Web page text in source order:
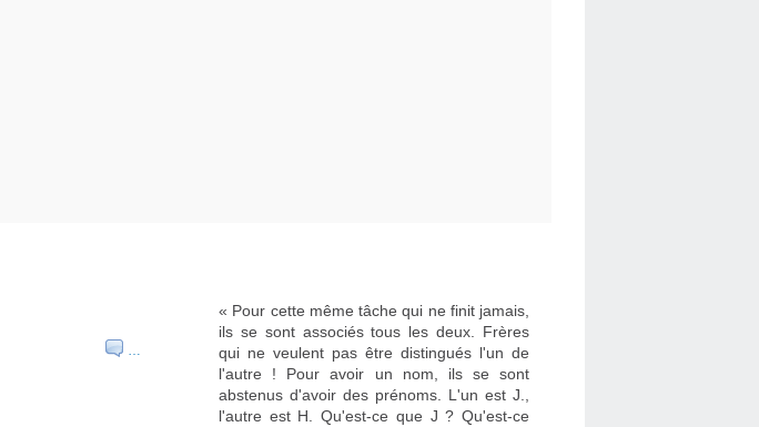
…
« Pour cette même tâche qui ne finit jamais,
ils se sont associés tous les deux. Frères
qui ne veulent pas être distingués l'un de
l'autre ! Pour avoir un nom, ils se sont
abstenus d'avoir des prénoms. L'un est J.,
l'autre est H. Qu'est-ce que J ? Qu'est-ce